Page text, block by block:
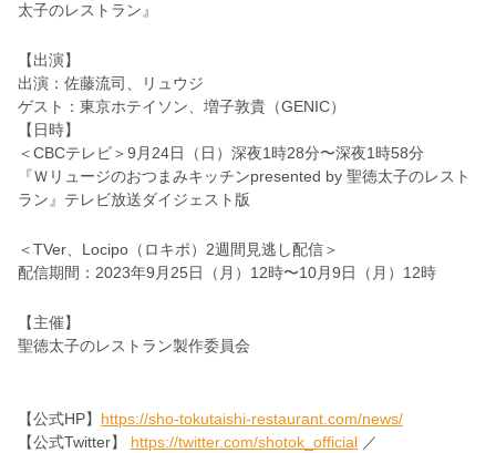
太子のレストラン』
【出演】
出演：佐藤流司、リュウジ
ゲスト：東京ホテイソン、増子敦貴（GENIC）
【日時】
＜CBCテレビ＞9月24日（日）深夜1時28分〜深夜1時58分
『Ｗリュージのおつまみキッチンpresented by 聖徳太子のレスト
ラン』テレビ放送ダイジェスト版
＜TVer、Locipo（ロキポ）2週間見逃し配信＞
配信期間：2023年9月25日（月）12時〜10月9日（月）12時
【主催】
聖徳太子のレストラン製作委員会
【公式HP】 https://sho-tokutaishi-restaurant.com/news/
【公式Twitter】 https://twitter.com/shotok_official ／